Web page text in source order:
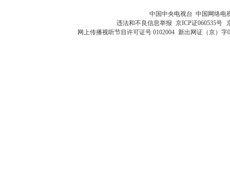
中国中央电视台 中国网络电
违法和不良信息举报 京ICP证060535号
网上传播视听节目许可证号 0102004 新出网证（京）